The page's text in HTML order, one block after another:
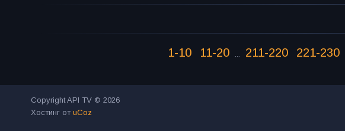
1-10 11-20 ... 211-220 221-230
Copyright API TV © 2026
Хостинг от uCoz